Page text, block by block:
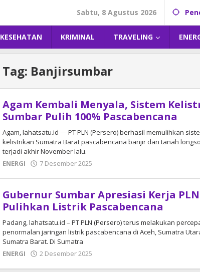
Sabtu, 8 Agustus 2026
KESEHATAN KRIMINAL TRAVELING
Tag: Banjirsumbar
Agam Kembali Menyala, Sistem
Sumbar Pulih 100% Pascabencana
Agam, lahatsatu.id — PT PLN (Persero) berhasil memulihkan
kelistrikan Sumatra Barat pascabencana banjir dan tanah
terjadi akhir November lalu.
ENERGI
7 Desember 2025
Gubernur Sumbar Apresiasi Kerja PLN
Pulihkan Listrik Pascabencana
Padang, lahatsatu.id – PT PLN (Persero) terus melakukan
penormalan jaringan listrik pascabencana di Aceh, Sumatra
Sumatra Barat. Di Sumatra
ENERGI
2 Desember 2025